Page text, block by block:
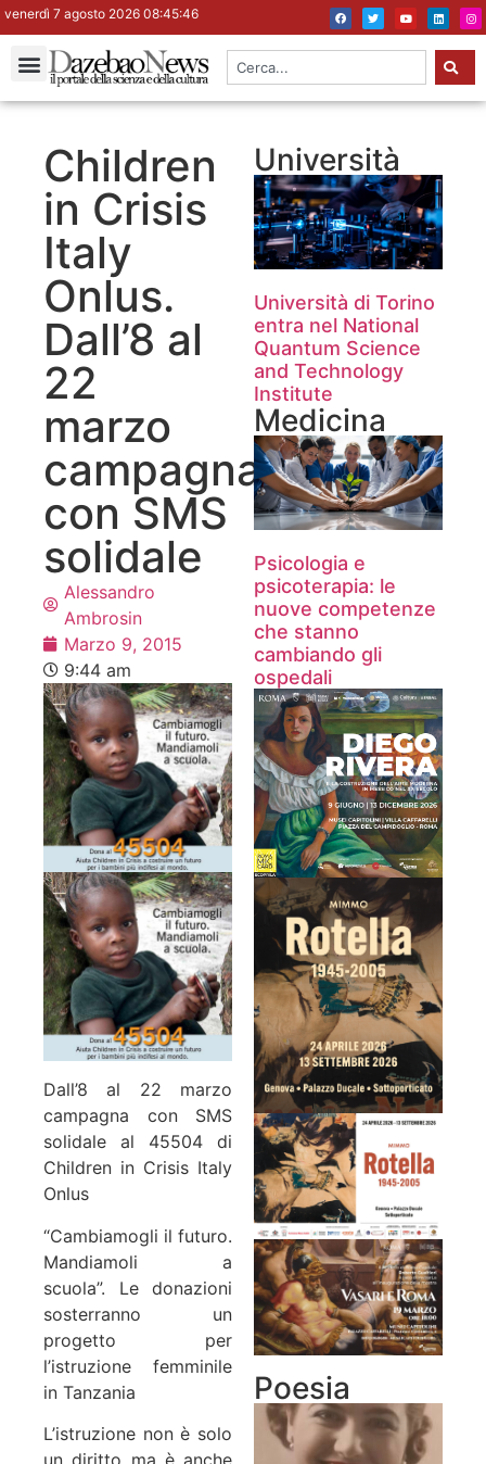
venerdì 7 agosto 2026 08:45:47
Children
in Crisis
Italy
Onlus.
Dall’8 al
22
marzo
campagna
con SMS
solidale
Alessandro
Ambrosin
Marzo 9, 2015
9:44 am
Dall’8 al 22 marzo
campagna con SMS
solidale al 45504 di
Children in Crisis Italy
Onlus
“Cambiamogli il futuro.
Mandiamoli a
scuola”. Le donazioni
sosterranno un
progetto per
l’istruzione femminile
in Tanzania
L’istruzione non è solo
un diritto ma è anche
Università
Università di Torino
entra nel National
Quantum Science
and Technology
Institute
Medicina
Psicologia e
psicoterapia: le
nuove competenze
che stanno
cambiando gli
ospedali
Poesia